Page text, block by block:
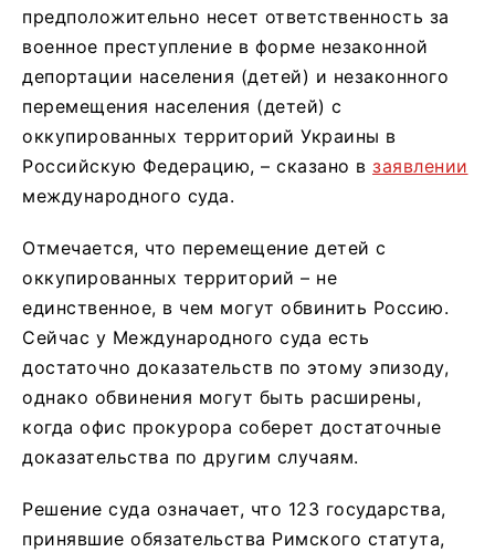
предположительно несет ответственность за
военное преступление в форме незаконной
депортации населения (детей) и незаконного
перемещения населения (детей) с
оккупированных территорий Украины в
Российскую Федерацию, – сказано в заявлении
международного суда.
Отмечается, что перемещение детей с
оккупированных территорий – не
единственное, в чем могут обвинить Россию.
Сейчас у Международного суда есть
достаточно доказательств по этому эпизоду,
однако обвинения могут быть расширены,
когда офис прокурора соберет достаточные
доказательства по другим случаям.
Решение суда означает, что 123 государства,
принявшие обязательства Римского статута,